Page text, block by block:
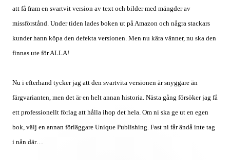
att få fram en svartvit version av text och bilder med mängder av
missförstånd. Under tiden lades boken ut på Amazon och några stackars
kunder hann köpa den defekta versionen. Men nu kära vänner, nu ska den
finnas ute för ALLA!
Nu i efterhand tycker jag att den svartvita versionen är snyggare än
färgvarianten, men det är en helt annan historia. Nästa gång försöker jag få
ett professionellt förlag att hålla ihop det hela. Om ni ska ge ut en egen
bok, välj en annan förläggare Unique Publishing. Fast ni får ändå inte tag
i nån där…